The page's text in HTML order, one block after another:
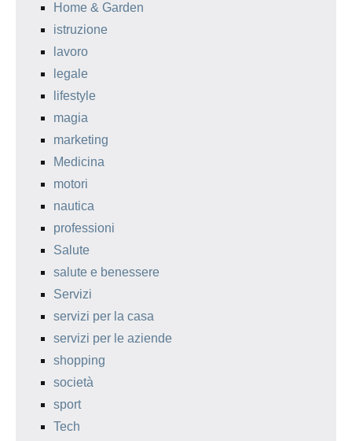
Home & Garden
istruzione
lavoro
legale
lifestyle
magia
marketing
Medicina
motori
nautica
professioni
Salute
salute e benessere
Servizi
servizi per la casa
servizi per le aziende
shopping
società
sport
Tech